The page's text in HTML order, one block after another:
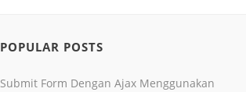
POPULAR POSTS
Submit Form Dengan Ajax Menggunakan